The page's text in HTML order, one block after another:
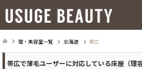
理・美容室一覧 北海道 帯広
帯広で薄毛ユーザーに対応している床屋（理